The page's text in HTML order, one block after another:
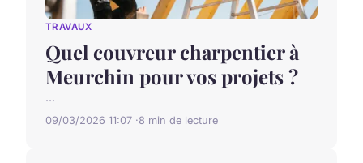
TRAVAUX
Quel couvreur charpentier à
Meurchin pour vos projets ?
...
09/03/2026 11:07 8 min de lecture